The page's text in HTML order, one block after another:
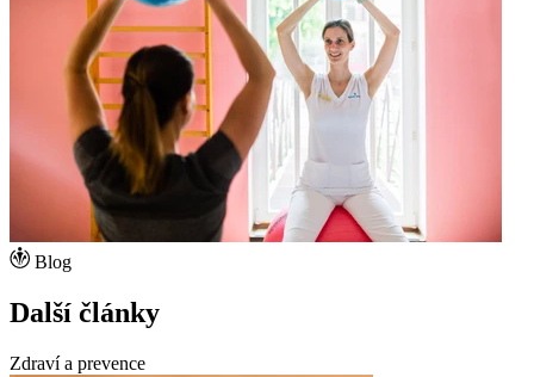
Blog
Další články
Zdraví a prevence